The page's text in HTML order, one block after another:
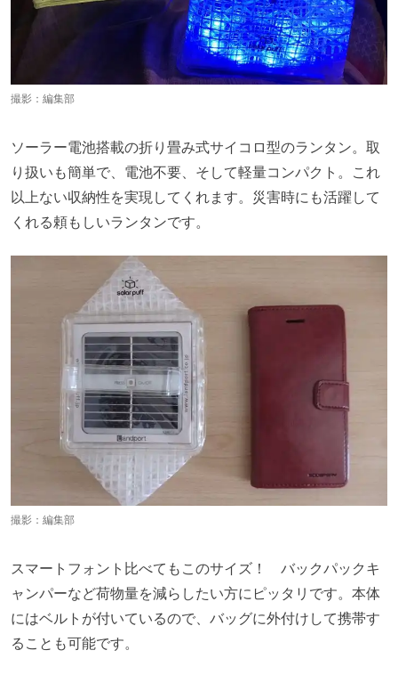
撮影：編集部
ソーラー電池搭載の折り畳み式サイコロ型のランタン。取
り扱いも簡単で、電池不要、そして軽量コンパクト。これ
以上ない収納性を実現してくれます。災害時にも活躍して
くれる頼もしいランタンです。
撮影：編集部
スマートフォント比べてもこのサイズ！ バックパックキ
ャンパーなど荷物量を減らしたい方にピッタリです。本体
にはベルトが付いているので、バッグに外付けして携帯す
ることも可能です。